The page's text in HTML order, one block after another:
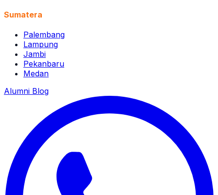
Sumatera
Palembang
Lampung
Jambi
Pekanbaru
Medan
Alumni Blog